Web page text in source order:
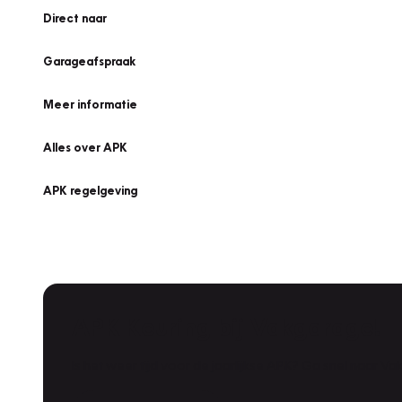
Direct naar
Garageafspraak
Meer informatie
Alles over APK
APK regelgeving